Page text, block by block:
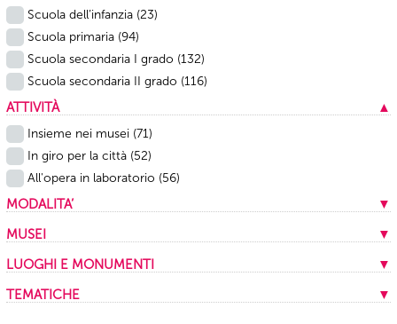
Scuola dell’infanzia (23)
Scuola primaria (94)
Scuola secondaria I grado (132)
Scuola secondaria II grado (116)
ATTIVITÀ ▲
Insieme nei musei (71)
In giro per la città (52)
All'opera in laboratorio (56)
MODALITA’ ▼
In presenza
Mista(1)
MUSEI ▼
Musei Capitolini(13)
Mercati di Traiano(10)
LUOGHI E MONUMENTI ▼
Appia antica
TEMATICHE ▼